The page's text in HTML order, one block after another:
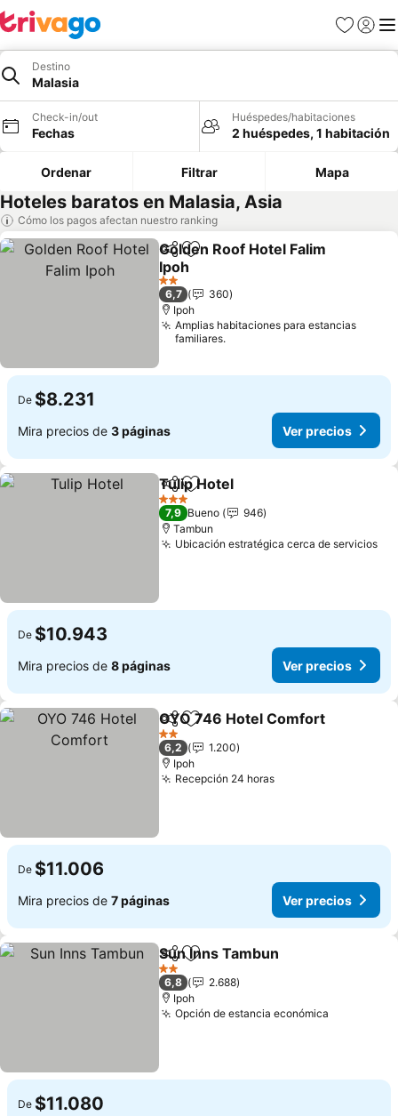
Favoritos
Iniciar
Destino
Malasia
Check-in/out
Fechas
Huéspedes/habitaciones
2 huéspedes, 1 habitación
Ordenar Filtrar Mapa
Hoteles baratos en Malasia, Asia
Cómo los pagos afectan nuestro ranking
CompartirAgregar a favoritos
Golden Roof Hotel Falim
Ipoh
2 Estrellas
6,7
360
Ipoh
Amplias habitaciones para estancias
familiares.
De $8.231
Mira precios de 3 páginas Ver precios
Compartir
Agregar a favoritos
Tulip Hotel
3 Estrellas
7,9 Bueno
946
Tambun
Ubicación estratégica cerca de servicios
De $10.943
Mira precios de 8 páginas Ver precios
CompartirAgregar a favoritos
OYO 746 Hotel Comfort
2 Estrellas
6,2
1.200
Ipoh
Recepción 24 horas
De $11.006
Mira precios de 7 páginas Ver precios
CompartirAgregar a favoritos
Sun Inns Tambun
2 Estrellas
6,8
2.688
Ipoh
Opción de estancia económica
De $11.080